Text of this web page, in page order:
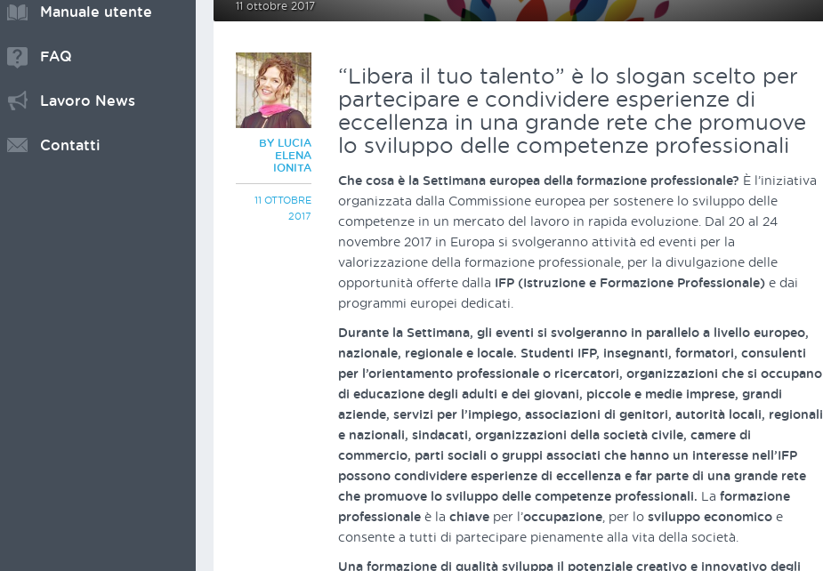
Manuale utente
FAQ
Lavoro News
Contatti
11 ottobre 2017
BY LUCIA
ELENA
IONITA
11 OTTOBRE
2017
“Libera il tuo talento” è lo slogan scelto per
partecipare e condividere esperienze di
eccellenza in una grande rete che promuove
lo sviluppo delle competenze professionali
Che cosa è la Settimana europea della formazione professionale? È l’iniziativa
organizzata dalla Commissione europea per sostenere lo sviluppo delle
competenze in un mercato del lavoro in rapida evoluzione. Dal 20 al 24
novembre 2017 in Europa si svolgeranno attività ed eventi per la
valorizzazione della formazione professionale, per la divulgazione delle
opportunità offerte dalla IFP (Istruzione e Formazione Professionale) e dai
programmi europei dedicati.
Durante la Settimana, gli eventi si svolgeranno in parallelo a livello europeo,
nazionale, regionale e locale. Studenti IFP, insegnanti, formatori, consulenti
per l’orientamento professionale o ricercatori, organizzazioni che si occupano
di educazione degli adulti e dei giovani, piccole e medie imprese, grandi
aziende, servizi per l’impiego, associazioni di genitori, autorità locali, regionali
e nazionali, sindacati, organizzazioni della società civile, camere di
commercio, parti sociali o gruppi associati che hanno un interesse nell’IFP
possono condividere esperienze di eccellenza e far parte di una grande rete
che promuove lo sviluppo delle competenze professionali. Laformazione
professionale è lachiave per l’occupazione, per losviluppo economico e
consente a tutti di partecipare pienamente alla vita della società.
Una formazione di qualità sviluppa il potenziale creativo e innovativo degli